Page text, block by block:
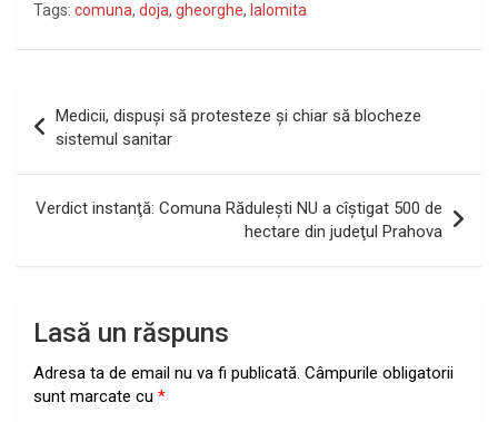
Tags: comuna, doja, gheorghe, Ialomita
în
articole
Medicii, dispuşi să protesteze şi chiar să blocheze
sistemul sanitar
Verdict instanţă: Comuna Răduleşti NU a cîştigat 500 de
hectare din judeţul Prahova
Lasă un răspuns
Adresa ta de email nu va fi publicată. Câmpurile obligatorii
sunt marcate cu *